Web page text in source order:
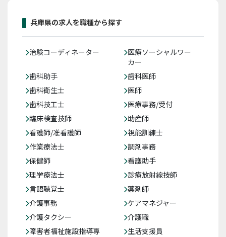
兵庫県の求人を職種から探す
治験コーディネーター
医療ソーシャルワー
カー
歯科助手
歯科医師
歯科衛生士
医師
歯科技工士
医療事務/受付
臨床検査技師
助産師
看護師/准看護師
視能訓練士
作業療法士
調剤事務
保健師
看護助手
理学療法士
診療放射線技師
言語聴覚士
薬剤師
介護事務
ケアマネジャー
介護タクシー
介護職
障害者福祉施設指導専
生活支援員